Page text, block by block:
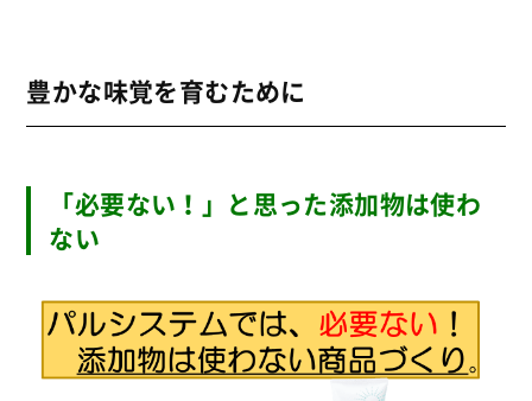
豊かな味覚を育むために
「必要ない！」と思った添加物は使わ
ない